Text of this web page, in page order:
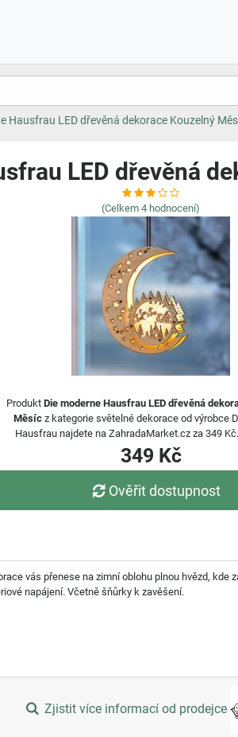
Hausfrau LED dřevěná dekorace Kouzelný
LED dřevěná
(Celkem 4 hodnocení)
Produkt Die moderne Hausfrau LED dřevěná
Měsícz kategorie světelné dekorace od výrobce
Hausfrau najdete na ZahradaMarket.cz za 349 Kč.
349 Kč
Ověřit dostupnost
vás přenese na zimní oblohu plnou hvězd,
napájení. Včetně šňůrky k zavěšení.
Zjistit více informací od prodejce